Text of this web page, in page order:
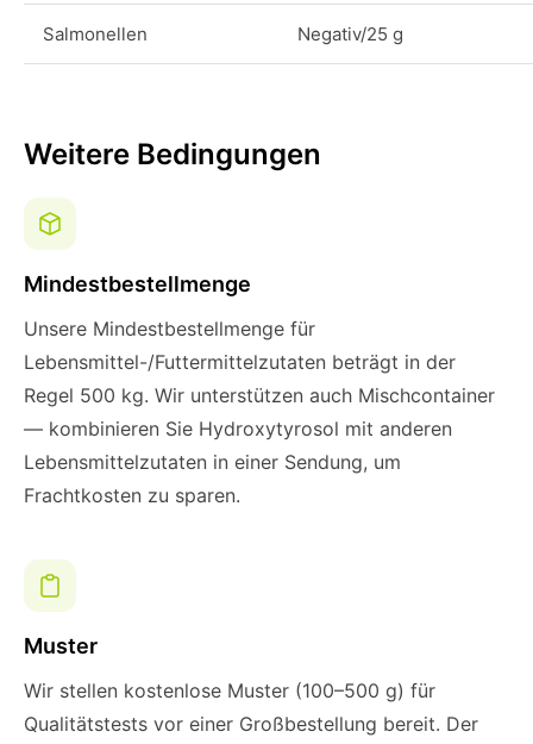
Salmonellen Negativ/25 g
Weitere Bedingungen
Mindestbestellmenge
Unsere Mindestbestellmenge für
Lebensmittel-/Futtermittelzutaten beträgt in der
Regel 500 kg. Wir unterstützen auch Mischcontainer
— kombinieren Sie Hydroxytyrosol mit anderen
Lebensmittelzutaten in einer Sendung, um
Frachtkosten zu sparen.
Muster
Wir stellen kostenlose Muster (100–500 g) für
Qualitätstests vor einer Großbestellung bereit. Der